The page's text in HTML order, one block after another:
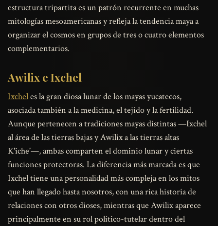
estructura tripartita es un patrón recurrente en muchas
mitologías mesoamericanas y refleja la tendencia maya a
organizar el cosmos en grupos de tres o cuatro elementos
complementarios.
Awilix e Ixchel
Ixcheles la gran diosa lunar de los mayas yucatecos,
asociada también a la medicina, el tejido y la fertilidad.
Aunque pertenecen a tradiciones mayas distintas —Ixchel
al área de las tierras bajas y Awilix a las tierras altas
K'iche'—, ambas comparten el dominio lunar y ciertas
funciones protectoras. La diferencia más marcada es que
Ixchel tiene una personalidad más compleja en los mitos
que han llegado hasta nosotros, con una rica historia de
relaciones con otros dioses, mientras que Awilix aparece
principalmente en su rol político-tutelar dentro del